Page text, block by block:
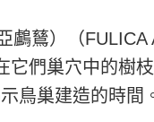
鶿）（FULICA
們巢穴中的樹
鳥巢建造的時間